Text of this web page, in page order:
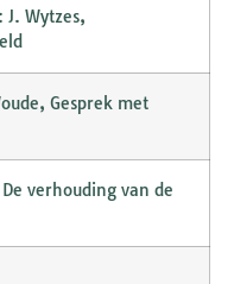
Wytzes,
Gesprek met
verhouding van de